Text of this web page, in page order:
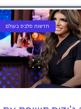
חדשות סלבס בעולם